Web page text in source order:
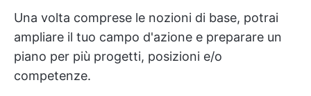
Una volta comprese le nozioni di base, potrai
ampliare il tuo campo d'azione e preparare un
piano per più progetti, posizioni e/o
competenze.